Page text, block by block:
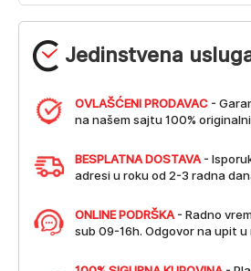
Jedinstvena
OVLAŠĆENI PRODAVAC -
na našem sajtu 100%
BESPLATNA DOSTAVA -
adresi u roku od 2-3 radna
ONLINE PODRŠKA - Radno
sub 09-16h. Odgovor na upit u